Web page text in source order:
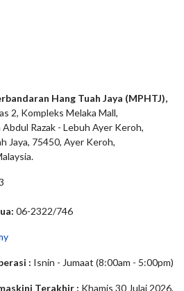
Hang Tuah Jaya (MPHTJ),
2, Kompleks Melaka Mall,
Abdul Razak - Lebuh Ayer Keroh,
Jaya, 75450, Ayer Keroh,
06-2322/746
: Isnin - Jumaat (8:00am - 5:00pm)
Terakhir : Khamis 30 Julai 2026.